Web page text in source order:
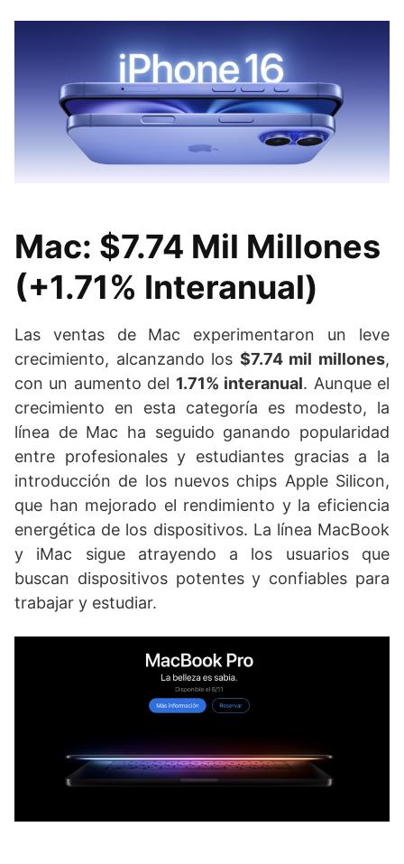
Mac: $7.74 Mil Millones
(+1.71% Interanual)
Las ventas de Mac experimentaron un leve
crecimiento, alcanzando los $7.74 mil millones,
con un aumento del 1.71% interanual. Aunque el
crecimiento en esta categoría es modesto, la
línea de Mac ha seguido ganando popularidad
entre profesionales y estudiantes gracias a la
introducción de los nuevos chips Apple Silicon,
que han mejorado el rendimiento y la eficiencia
energética de los dispositivos. La línea MacBook
y iMac sigue atrayendo a los usuarios que
buscan dispositivos potentes y confiables para
trabajar y estudiar.